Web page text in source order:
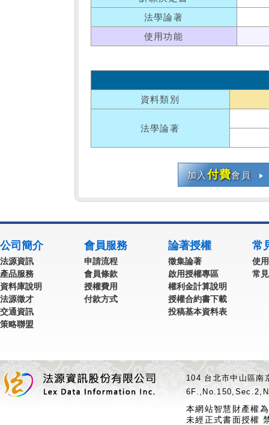
法學論著
使用功能
資料類別
法學論著
加入付費會員
公司簡介
法源資訊
產品服務
資料庫說明
法源徵才
交通資訊
策略聯盟
會員服務
申請流程
會員條款
授權費用
付款方式
論著授權
徵集論著
啟用授權專區
權利金計算說明
授權合約書下載
投稿基本資料表
常
使
常
104 台北市中山區
本網站智慧財產權
未經正式書面授權